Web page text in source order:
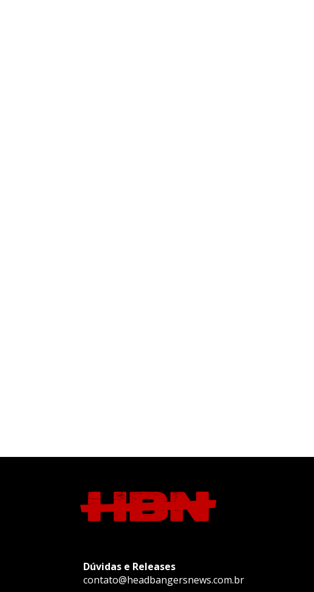
Dúvidas e Releases
contato@headbangersnews.com.br